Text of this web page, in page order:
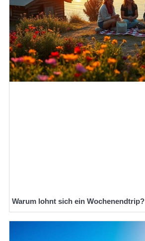
Warum lohnt sich ein Wochenendtrip?